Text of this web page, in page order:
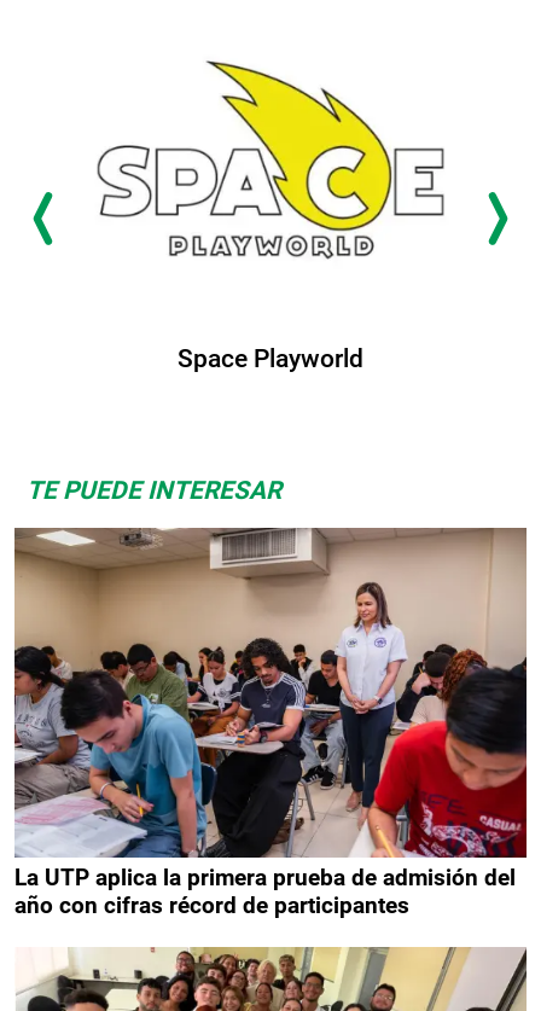
Space Playworld
TE PUEDE INTERESAR
La UTP aplica la primera prueba de admisión del
año con cifras récord de participantes